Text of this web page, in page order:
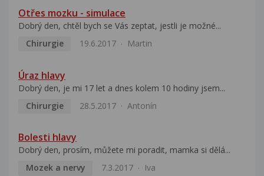
Otřes mozku - simulace
Dobrý den, chtěl bych se Vás zeptat, jestli je možné...
Chirurgie
19.6.2017 Martin
Úraz hlavy
Dobrý den, je mi 17 let a dnes kolem 10 hodiny jsem...
Chirurgie
28.5.2017 Antonín
Bolesti hlavy
Dobrý den, prosím, můžete mi poradit, mamka si dělá...
Mozek a nervy
7.3.2017 Iva